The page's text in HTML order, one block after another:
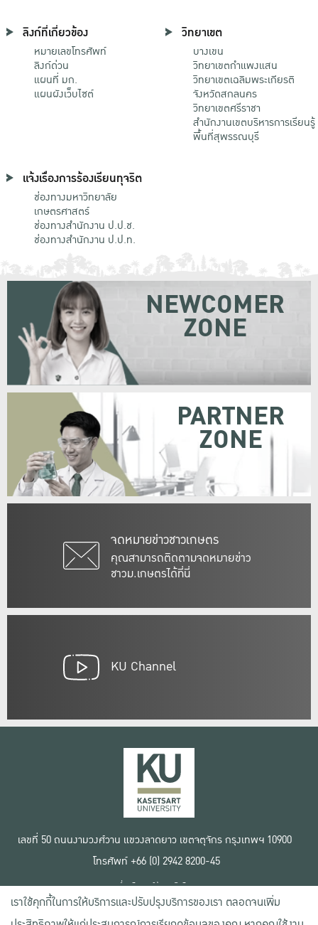
ลิงก์ที่เกี่ยวข้อง
หมายเลขโทรศัพท์
ลิงก์ด่วน
แผนที่ มก.
แผนผังเว็บไซต์
วิทยาเขต
บางเขน
วิทยาเขตกําแพงแสน
วิทยาเขตเฉลิมพระเกียรติ
จังหวัดสกลนคร
วิทยาเขตศรีราชา
สำนักงานเขตบริหารการเรียนรู้
พื้นที่สุพรรณบุรี
แจ้งเรื่องการร้องเรียนทุจริต
ช่องทางมหาวิทยาลัย
เกษตรศาสตร์
ช่องทางสำนักงาน ป.ป.ช.
ช่องทางสำนักงาน ป.ป.ท.
จดหมายข่าวชาวเกษตร
คุณสามารถติดตามจดหมายข่าว
ชาวม.เกษตรได้ที่นี่
NEWCOMER
ZONE
PARTNER
ZONE
KU Channel
เลขที่ 50 ถนนงามวงศ์วาน แขวงลาดยาว เขตจตุจักร กรุงเทพฯ 10900
โทรศัพท์ +66 (0) 2942 8200-45
เงื่อนไขการใช้งานเว็บไซต์
ข้อตกลงด้านสิทธิ์ใช้งาน
นโยบายความเป็นส่วนตัว
เราใช้คุกกี้ในการให้บริการและปรับปรุงบริการของเรา ตลอดจนเพิ่ม